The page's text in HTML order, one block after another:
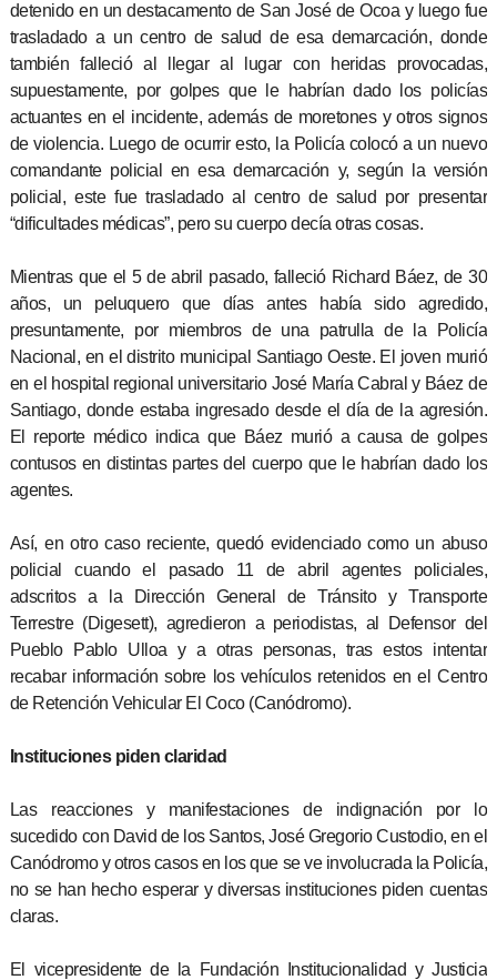
detenido en un destacamento de San José de Ocoa y luego fue
trasladado a un centro de salud de esa demarcación, donde
también falleció al llegar al lugar con heridas provocadas,
supuestamente, por golpes que le habrían dado los policías
actuantes en el incidente, además de moretones y otros signos
de violencia. Luego de ocurrir esto, la Policía colocó a un nuevo
comandante policial en esa demarcación y, según la versión
policial, este fue trasladado al centro de salud por presentar
“dificultades médicas”, pero su cuerpo decía otras cosas.
Mientras que el 5 de abril pasado, falleció Richard Báez, de 30
años, un peluquero que días antes había sido agredido,
presuntamente, por miembros de una patrulla de la Policía
Nacional, en el distrito municipal Santiago Oeste. El joven murió
en el hospital regional universitario José María Cabral y Báez de
Santiago, donde estaba ingresado desde el día de la agresión.
El reporte médico indica que Báez murió a causa de golpes
contusos en distintas partes del cuerpo que le habrían dado los
agentes.
Así, en otro caso reciente, quedó evidenciado como un abuso
policial cuando el pasado 11 de abril agentes policiales,
adscritos a la Dirección General de Tránsito y Transporte
Terrestre (Digesett), agredieron a periodistas, al Defensor del
Pueblo Pablo Ulloa y a otras personas, tras estos intentar
recabar información sobre los vehículos retenidos en el Centro
de Retención Vehicular El Coco (Canódromo).
Instituciones piden claridad
Las reacciones y manifestaciones de indignación por lo
sucedido con David de los Santos, José Gregorio Custodio, en el
Canódromo y otros casos en los que se ve involucrada la Policía,
no se han hecho esperar y diversas instituciones piden cuentas
claras.
El vicepresidente de la Fundación Institucionalidad y Justicia